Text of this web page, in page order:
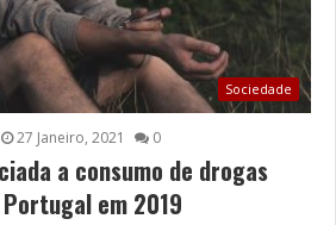
Sociedade
27 Janeiro, 2021 0
a consumo de drogas
em 2019